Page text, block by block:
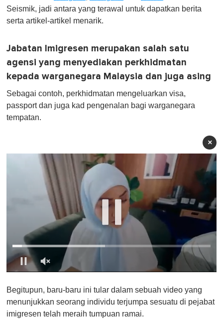
Seismik, jadi antara yang terawal untuk dapatkan berita
serta artikel-artikel menarik.
Jabatan Imigresen merupakan salah satu
agensi yang menyediakan perkhidmatan
kepada warganegara Malaysia dan juga asing
Sebagai contoh, perkhidmatan mengeluarkan visa,
passport dan juga kad pengenalan bagi warganegara
tempatan.
×
f
1
i
Begitupun, baru-baru ini tular dalam sebuah video yang
menunjukkan seorang individu terjumpa sesuatu di pejabat
imigresen telah meraih tumpuan ramai.